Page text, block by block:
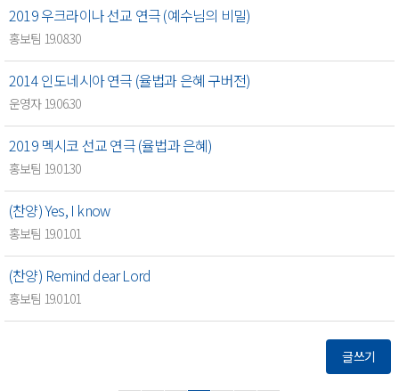
2019 우크라이나 선교 연극 (예수님의 비밀)
홍보팀 19.08.30
2014 인도네시아 연극 (율법과 은혜 구버전)
운영자 19.06.30
2019 멕시코 선교 연극 (율법과 은혜)
홍보팀 19.01.30
(찬양) Yes, I know
홍보팀 19.01.01
(찬양) Remind dear Lord
홍보팀 19.01.01
글쓰기